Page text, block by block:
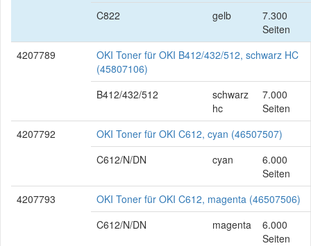
C822
gelb
7.300
Seiten
4207789
OKI Toner für OKI B412/432/512, schwarz HC
(45807106)
B412/432/512
schwarz
hc
7.000
Seiten
4207792
OKI Toner für OKI C612, cyan (46507507)
C612/N/DN
cyan
6.000
Seiten
4207793
OKI Toner für OKI C612, magenta (46507506)
C612/N/DN
magenta
6.000
Seiten